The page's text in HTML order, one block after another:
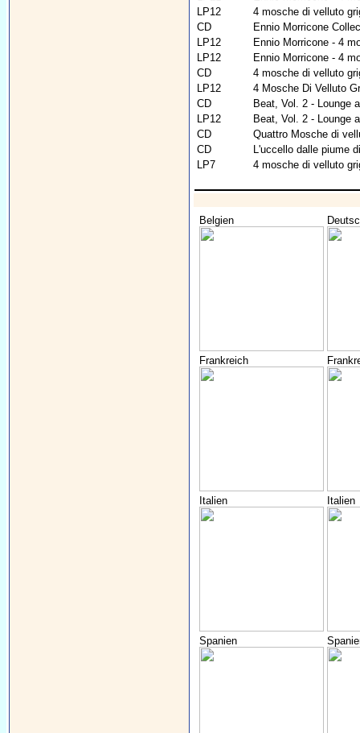
LP12
4 mosche di velluto
CD
Ennio Morricone
LP12
Ennio Morricone - 4
LP12
Ennio Morricone - 4
CD
4 mosche di velluto
LP12
4 Mosche Di Velluto
CD
Beat, Vol. 2 - Lounge
LP12
Beat, Vol. 2 - Lounge
CD
Quattro Mosche di
CD
L'uccello dalle piume
LP7
4 mosche di velluto
Belgien
Frankreich
Italien Italien
Spanien